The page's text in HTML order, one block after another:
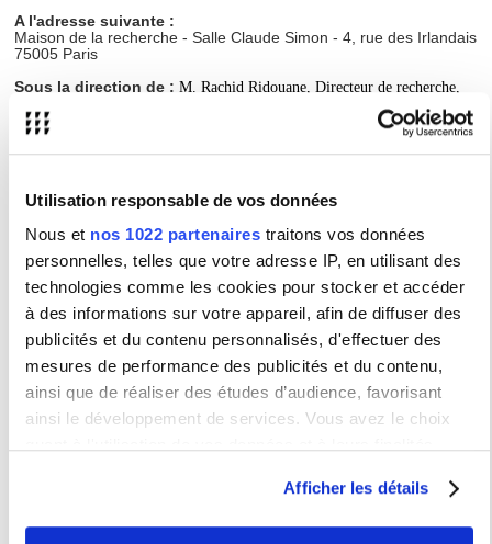
Utilisation responsable de vos données
Nous et nos 1022 partenaires traitons vos données
personnelles, telles que votre adresse IP, en utilisant des
technologies comme les cookies pour stocker et accéder
à des informations sur votre appareil, afin de diffuser des
publicités et du contenu personnalisés, d'effectuer des
mesures de performance des publicités et du contenu,
ainsi que de réaliser des études d’audience, favorisant
ainsi le développement de services. Vous avez le choix
moment en consultant la Déclaration relative aux cookies
ou en cliquant sur l'icône de confidentialité.
Afficher les détails
A l'adresse suivante :
Maison de la recherche - Salle Claude Simon - 4, rue des Irlandais
75005 Paris
Sous la direction de : M. Rachid Ridouane, Directeur de recherche,
Membres du jury :
Mme Christine Meunier, Directrice de recherche, Aix-Marseille Université
M. Rudolph Sock, Professeur des universités, Université de Strasbourg
M. Pierre Halle, Professeur émérite, Université Sorbonne Nouvelle
Mme Anne Hermes, Chargée de recherche, CNRS
M. Rachid Ridouane, Directeur de recherche, Université Sorbonne
Nouvelle
Renseignements